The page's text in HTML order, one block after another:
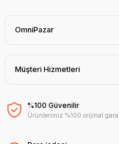
OmniPazar
Müşteri Hizmetleri
%100 Güvenilir
Ürünlerimiz %100 orijinal